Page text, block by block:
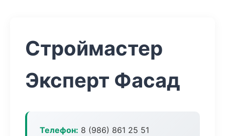
Строймастер
Эксперт Фасад
Телефон: 8 (986) 861 25 51